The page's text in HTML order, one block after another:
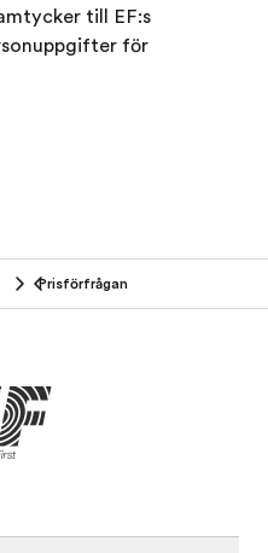
till EF:s
för
Prisförfrågan